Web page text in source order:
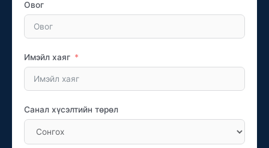
Овог
Имэйл хаяг
Санал хүсэлтийн төрөл